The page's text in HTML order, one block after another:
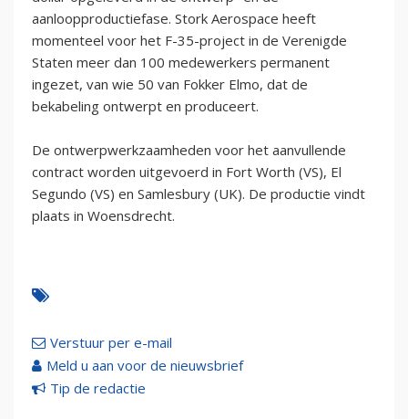
aanloopproductiefase. Stork Aerospace heeft
momenteel voor het F-35-project in de Verenigde
Staten meer dan 100 medewerkers permanent
ingezet, van wie 50 van Fokker Elmo, dat de
bekabeling ontwerpt en produceert.
De ontwerpwerkzaamheden voor het aanvullende
contract worden uitgevoerd in Fort Worth (VS), El
Segundo (VS) en Samlesbury (UK). De productie vindt
plaats in Woensdrecht.
Verstuur per e-mail
Meld u aan voor de nieuwsbrief
Tip de redactie